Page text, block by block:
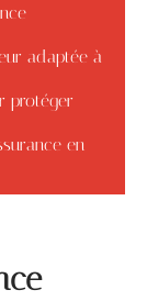
adaptée à
protéger
en